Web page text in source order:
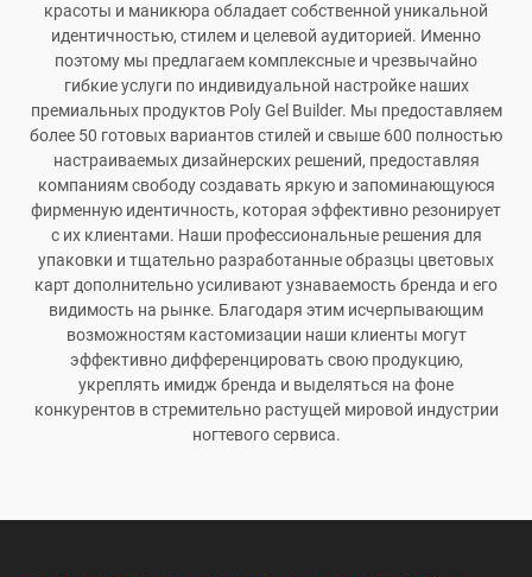
красоты и маникюра обладает собственной уникальной
идентичностью, стилем и целевой аудиторией. Именно
поэтому мы предлагаем комплексные и чрезвычайно
гибкие услуги по индивидуальной настройке наших
премиальных продуктов Poly Gel Builder. Мы предоставляем
более 50 готовых вариантов стилей и свыше 600 полностью
настраиваемых дизайнерских решений, предоставляя
компаниям свободу создавать яркую и запоминающуюся
фирменную идентичность, которая эффективно резонирует
с их клиентами. Наши профессиональные решения для
упаковки и тщательно разработанные образцы цветовых
карт дополнительно усиливают узнаваемость бренда и его
видимость на рынке. Благодаря этим исчерпывающим
возможностям кастомизации наши клиенты могут
эффективно дифференцировать свою продукцию,
укреплять имидж бренда и выделяться на фоне
конкурентов в стремительно растущей мировой индустрии
ногтевого сервиса.